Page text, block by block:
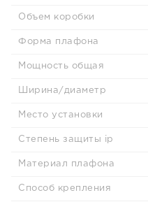
Объем коробки
Форма плафона
Мощность общая
Ширина/диаметр
Место установки
Степень защиты ip
Материал плафона
Способ крепления